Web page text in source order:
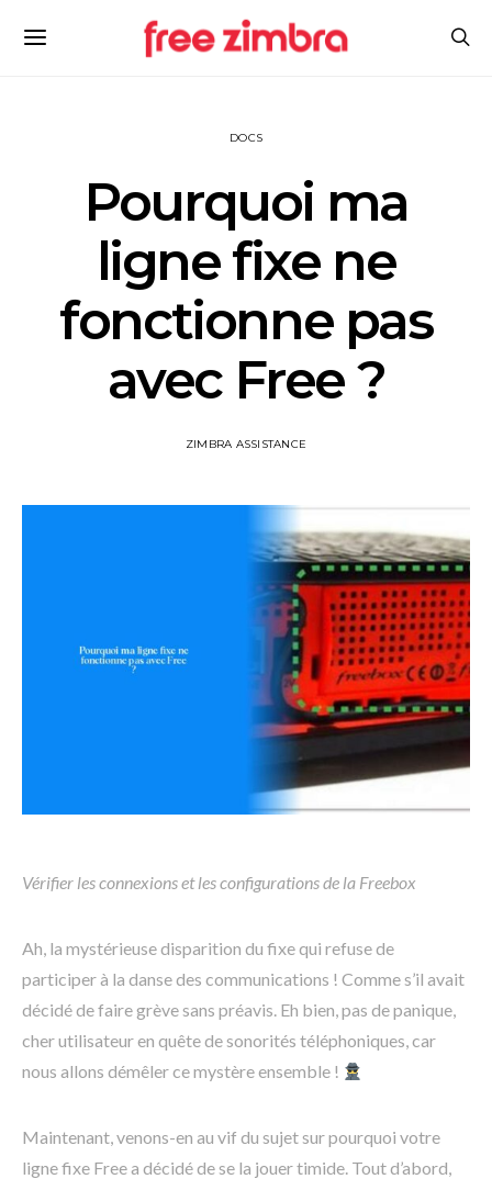
DOCS
Pourquoi ma
ligne fixe ne
fonctionne pas
avec Free ?
ZIMBRA ASSISTANCE
Vérifier les connexions et les configurations de la Freebox
Ah, la mystérieuse disparition du fixe qui refuse de
participer à la danse des communications ! Comme s’il avait
décidé de faire grève sans préavis. Eh bien, pas de panique,
cher utilisateur en quête de sonorités téléphoniques, car
nous allons démêler ce mystère ensemble !
Maintenant, venons-en au vif du sujet sur pourquoi votre
ligne fixe Free a décidé de se la jouer timide. Tout d’abord,